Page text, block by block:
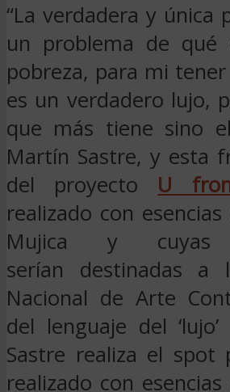
“La verdadera y única
un problema de
pobreza, para mi
es un verdadero lujo,
que más tiene sino
Martín Sastre, y esta
del proyecto U
realizado con
Mujica y cuyas
serían destinadas
Nacional de Arte
del lenguaje del
Sastre realiza el
realizado con